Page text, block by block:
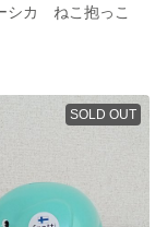
シカ ねこ抱っこ
SOLD OUT